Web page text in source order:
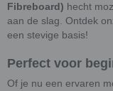
Fibreboard) hecht
aan de slag. Ontdek
een stevige basis!
Perfect voor
Of je nu een ervaren